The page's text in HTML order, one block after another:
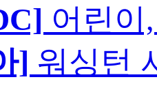
어린이
] 워싱턴